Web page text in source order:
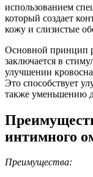
использованием
который создает
кожу и слизистые
Основной принцип
заключается в
улучшении
Это способствует
также уменьшению
интимного
Преимущества: